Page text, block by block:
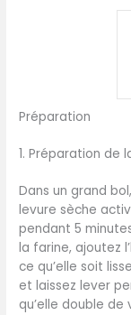
Préparation
1. Préparation de
Dans un grand
levure sèche
pendant 5
la farine, ajoutez
ce qu’elle soit
et laissez lever
qu’elle double de